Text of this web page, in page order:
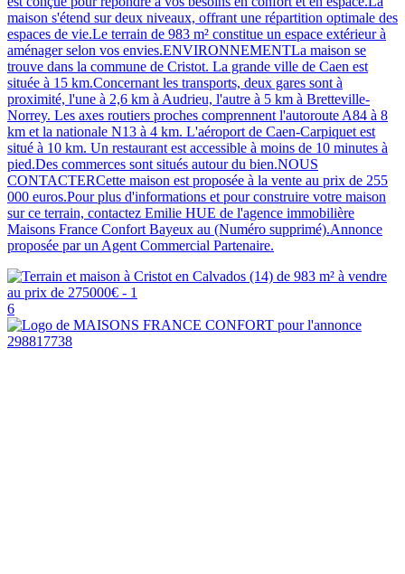
maison s'étend sur deux niveaux, offrant une répartition optimale des
espaces de vie.Le terrain de 983 m² constitue un espace extérieur à
aménager selon vos envies.ENVIRONNEMENTLa maison se
trouve dans la commune de Cristot. La grande ville de Caen est
située à 15 km.Concernant les transports, deux gares sont à
proximité, l'une à 2,6 km à Audrieu, l'autre à 5 km à Bretteville-
Norrey. Les axes routiers proches comprennent l'autoroute A84 à 8
km et la nationale N13 à 4 km. L'aéroport de Caen-Carpiquet est
situé à 10 km. Un restaurant est accessible à moins de 10 minutes à
pied.Des commerces sont situés autour du bien.NOUS
CONTACTERCette maison est proposée à la vente au prix de 255
000 euros.Pour plus d'informations et pour construire votre maison
sur ce terrain, contactez Emilie HUE de l'agence immobilière
Maisons France Confort Bayeux au (Numéro supprimé).Annonce
proposée par un Agent Commercial Partenaire.
6